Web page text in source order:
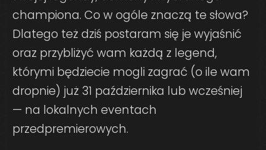
championa. Co w ogóle znaczą te słowa?
Dlatego też dziś postaram się je wyjaśnić
oraz przybliżyć wam każdą z legend,
którymi będziecie mogli zagrać (o ile wam
dropnie) już 31 października lub wcześniej
— na lokalnych eventach
przedpremierowych.